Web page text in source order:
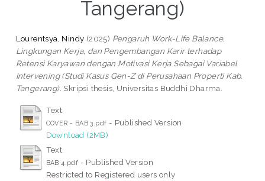
Tangerang)
Lourentsya, Nindy (2025) Pengaruh Work-Life Balance,
Lingkungan Kerja, dan Pengembangan Karir terhadap
Retensi Karyawan dengan Motivasi Kerja Sebagai Variabel
Intervening (Studi Kasus Gen-Z di Perusahaan Properti Kab.
Tangerang). Skripsi thesis, Universitas Buddhi Dharma.
Text
COVER - BAB 3.pdf - Published Version
Download (2MB)
Text
BAB 4.pdf - Published Version
Restricted to Registered users only